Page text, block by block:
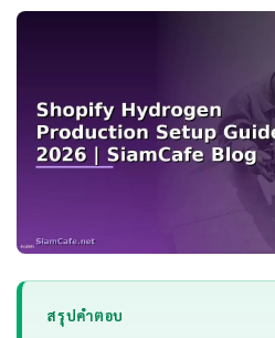
สรุปคำตอบ